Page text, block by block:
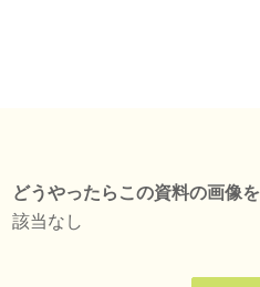
どうやったらこの資料の画像
該当なし